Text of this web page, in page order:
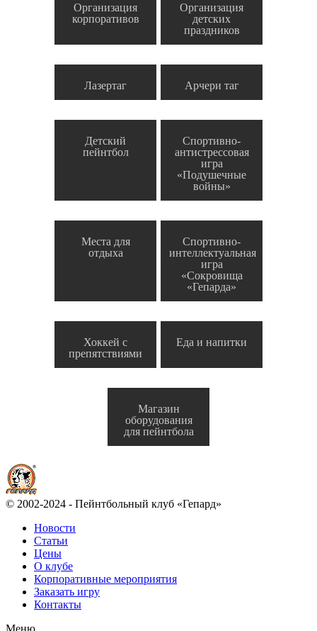
Организация
корпоративов
Организация
детских
праздников
Лазертаг Арчери таг
Детский
пейнтбол
Спортивно-
антистрессовая
игра
«Подушечные
войны»
Места для
отдыха
Спортивно-
интеллектуальная
игра
«Сокровища
«Гепарда»
Хоккей с
препятствиями
Еда и напитки
Магазин
оборудования
для пейнтбола
© 2002-2024 - Пейнтбольный клуб «Гепард»
Новости
Статьи
Цены
О клубе
Корпоративные мероприятия
Заказать игру
Контакты
Меню